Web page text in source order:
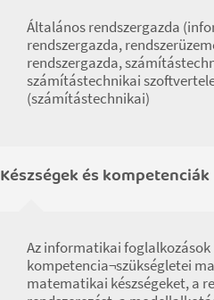
Általános rendszergazda
rendszergazda,
rendszergazda,
számítástechnikai
(számítástechnikai)
Készségek és kompetenciák
Az informatikai foglalkozások
kompetencia¬szükségletei
matematikai készségeket, a